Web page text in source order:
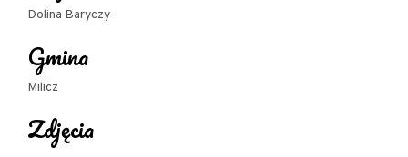
Dolina Baryczy
Gmina
Milicz
Zdjęcia